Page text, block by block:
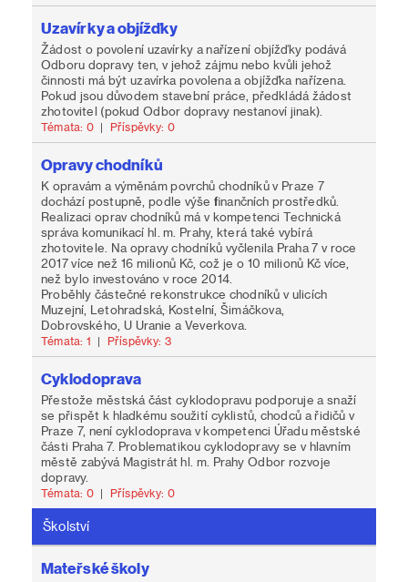
Uzavírky a objížďky
Žádost o povolení uzavírky a nařízení objížďky podává
Odboru dopravy ten, v jehož zájmu nebo kvůli jehož
činnosti má být uzavírka povolena a objížďka nařízena.
Pokud jsou důvodem stavební práce, předkládá žádost
zhotovitel (pokud Odbor dopravy nestanoví jinak).
Témata: 0 | Příspěvky: 0
Opravy chodníků
K opravám a výměnám povrchů chodníků v Praze 7
dochází postupně, podle výše finančních prostředků.
Realizaci oprav chodníků má v kompetenci Technická
správa komunikací hl. m. Prahy, která také vybírá
zhotovitele. Na opravy chodníků vyčlenila Praha 7 v roce
2017 více než 16 milionů Kč, což je o 10 milionů Kč více,
než bylo investováno v roce 2014.
Proběhly částečné rekonstrukce chodníků v ulicích
Muzejní, Letohradská, Kostelní, Šimáčkova,
Dobrovského, U Uranie a Veverkova.
Témata: 1 | Příspěvky: 3
Cyklodoprava
Přestože městská část cyklodopravu podporuje a snaží
se přispět k hladkému soužití cyklistů, chodců a řidičů v
Praze 7, není cyklodoprava v kompetenci Úřadu městské
části Praha 7. Problematikou cyklodopravy se v hlavním
městě zabývá Magistrát hl. m. Prahy Odbor rozvoje
dopravy.
Témata: 0 | Příspěvky: 0
Školství
Mateřské školy